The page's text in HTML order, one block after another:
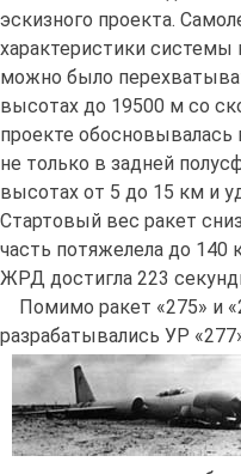
эскизного проекта.
характеристики системы
можно было
высотах до 19500 м со
проекте
не только в задней
высотах от 5 до 15 км и
Стартовый вес ракет
часть потяжелела до 140
ЖРД достигла 223
Помимо ракет «275» и
разрабатывались УР